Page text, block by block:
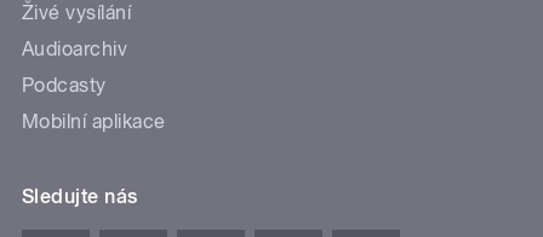
Živé vysílání
Audioarchiv
Podcasty
Mobilní aplikace
Sledujte nás